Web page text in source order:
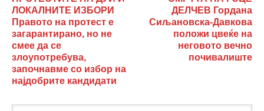
ЛОКАЛНИТЕ ИЗБОРИ
Правото на протест е
загарантирано, но не
смее да се
злоупотребува,
започнавме со избор на
најдобрите кандидати
ДЕЛЧЕВ Гордана
Сиљановска-Давкова
положи цвеќе на
неговото вечно
почивалиште